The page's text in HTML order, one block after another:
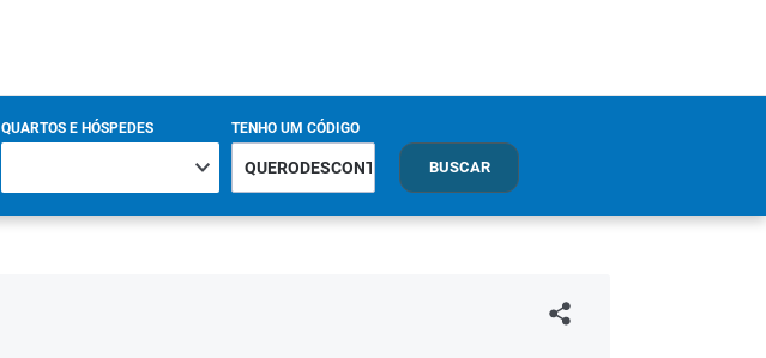
QUARTOS E HÓSPEDES TENHO UM CÓDIGO
BUSCAR